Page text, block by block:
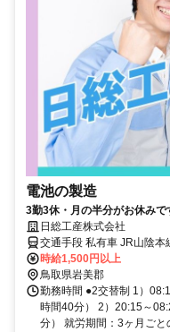
電池の製造
3勤3休・月の半分がお休み
日総工産株式会社
交通手段 私有
時給1,500円以上
鳥取県岩美郡
勤務時間 ●2交替制 1）
時間40分） 2）20:15～
分） 就労期間：3ヶ月ごと